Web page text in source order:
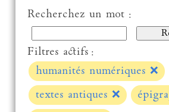
Recherchez un mot :
Filtres actifs :
humanités numériques ❌
textes antiques ❌